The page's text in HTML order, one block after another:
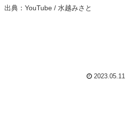
出典：YouTube / 水越みさと
2023.05.11